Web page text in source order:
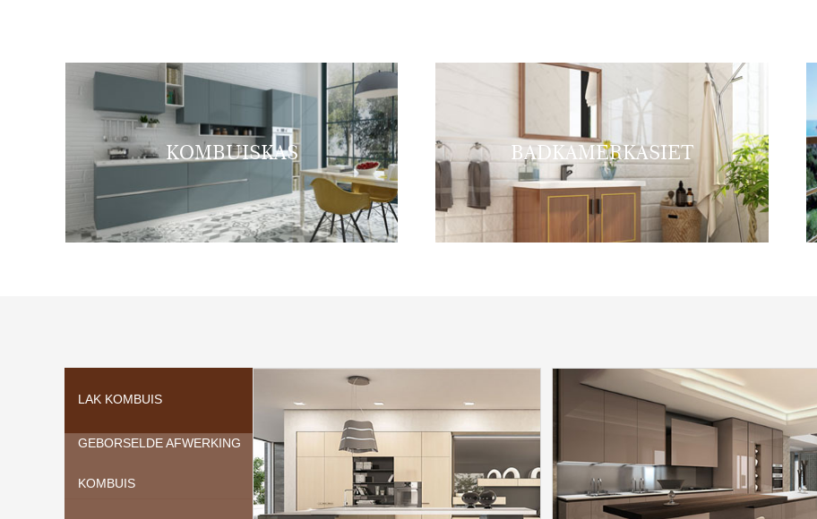
KOMBUISKAS BADKAMERKASIET
LAK KOMBUIS
GEBORSELDE AFWERKING
KOMBUIS